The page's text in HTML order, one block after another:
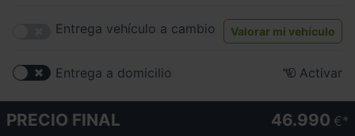
Entrega vehículo a cambio Valorar mi vehículo
Entrega a domicilio Activar
PRECIO FINAL 46.990 €